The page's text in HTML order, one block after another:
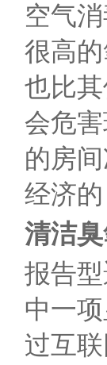
空气
很高
也比
会危
的房
经济
清洁
报告
中一
过互